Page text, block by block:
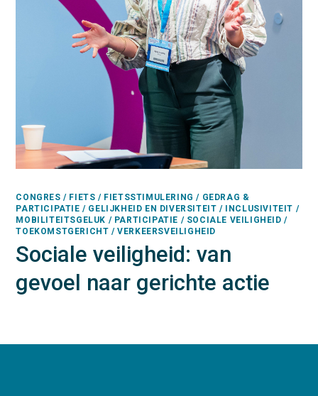
CONGRES / FIETS / FIETSSTIMULERING / GEDRAG &
PARTICIPATIE / GELIJKHEID EN DIVERSITEIT / INCLUSIVITEIT /
MOBILITEITSGELUK / PARTICIPATIE / SOCIALE VEILIGHEID /
TOEKOMSTGERICHT / VERKEERSVEILIGHEID
Sociale veiligheid: van
gevoel naar gerichte actie